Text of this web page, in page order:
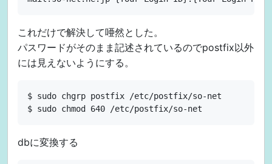
これだけで解決して唖然とした。
パスワードがそのまま記述されているのでpostfix以外
には見えないようにする。
$ sudo chgrp postfix /etc/postfix/so-net
dbに変換する